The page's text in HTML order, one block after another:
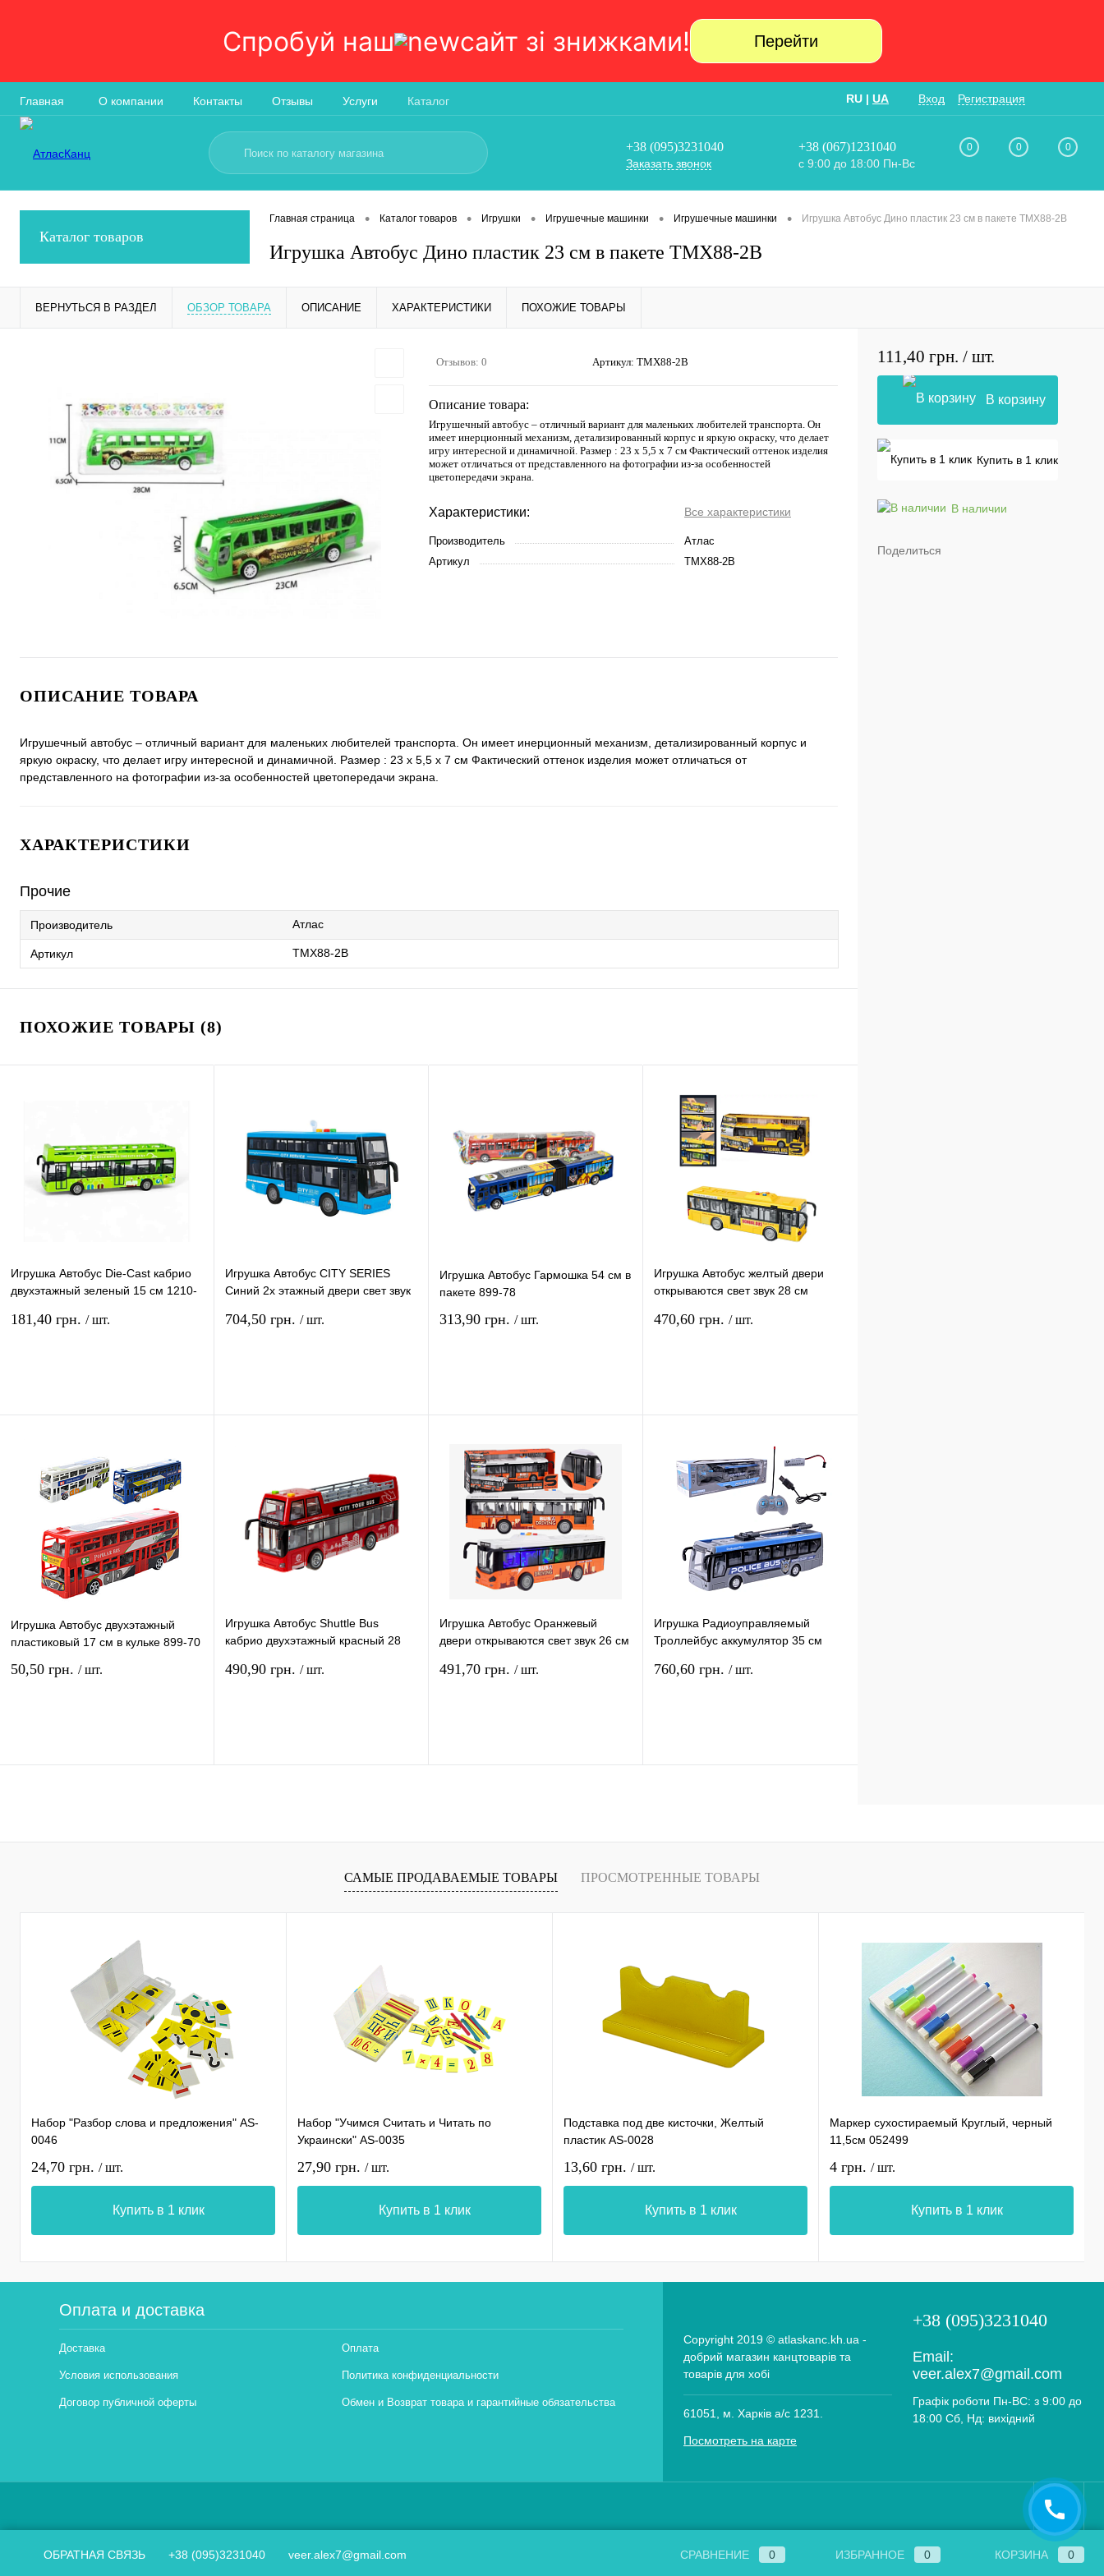
Спробуй наш сайт зi знижками! Перейти
Главная О компании Контакты Отзывы Услуги Каталог RU | UA Вход Регистрация
+38 (095)3231040
Заказать звонок
+38 (067)1231040
с 9:00 до 18:00 Пн-Вс
0 0 0
Каталог товаров
Главная страница • Каталог товаров • Игрушки • Игрушечные машинки • Игрушечные машинки • Игрушка Автобус Дино пластик 23 см в пакете TMX88-2B
Игрушка Автобус Дино пластик 23 см в пакете TMX88-2B
ВЕРНУТЬСЯ В РАЗДЕЛ ОБЗОР ТОВАРА ОПИСАНИЕ ХАРАКТЕРИСТИКИ ПОХОЖИЕ ТОВАРЫ
Отзывов: 0 Артикул: TMX88-2B
Описание товара:
Игрушечный автобус – отличный вариант для маленьких любителей транспорта. Он
имеет инерционный механизм, детализированный корпус и яркую окраску, что делает
игру интересной и динамичной. Размер : 23 х 5,5 х 7 см Фактический оттенок изделия
может отличаться от представленного на фотографии из-за особенностей
цветопередачи экрана.
Характеристики: Все характеристики
Производитель
Атлас
Артикул
TMX88-2B
ОПИСАНИЕ ТОВАРА
Игрушечный автобус – отличный вариант для маленьких любителей транспорта. Он имеет инерционный механизм, детализированный корпус и
яркую окраску, что делает игру интересной и динамичной. Размер : 23 х 5,5 х 7 см Фактический оттенок изделия может отличаться от
представленного на фотографии из-за особенностей цветопередачи экрана.
ХАРАКТЕРИСТИКИ
Прочие
Производитель Атлас
Артикул TMX88-2B
ПОХОЖИЕ ТОВАРЫ (8)
Игрушка Автобус Die-Cast кабрио
двухэтажный зеленый 15 см 1210-
181,40 грн. / шт.
наличии
Игрушка Автобус CITY SERIES
Синий 2х этажный двери свет звук
704,50 грн. / шт.
наличии
Игрушка Автобус Гармошка 54 см в
пакете 899-78
313,90 грн. / шт.
В избранное
наличии
Игрушка Автобус желтый двери
открываются свет звук 28 см
470,60 грн. / шт.
В избранное
наличии
Игрушка Автобус двухэтажный
пластиковый 17 см в кульке 899-70
50,50 грн. / шт.
Игрушка Автобус Shuttle Bus
кабрио двухэтажный красный 28
490,90 грн. / шт.
Игрушка Автобус Оранжевый
двери открываются свет звук 26 см
491,70 грн. / шт.
Игрушка Радиоуправляемый
Троллейбус аккумулятор 35 см
760,60 грн. / шт.
111,40 грн. / шт.
В корзину
Купить в 1 клик
В наличии
Поделиться
САМЫЕ ПРОДАВАЕМЫЕ ТОВАРЫ ПРОСМОТРЕННЫЕ ТОВАРЫ
Набор "Разбор слова и предложения" AS-
0046
24,70 грн. / шт.
Купить в 1 клик
Набор "Учимся Считать и Читать по
Украински" AS-0035
27,90 грн. / шт.
Купить в 1 клик
Подставка под две кисточки, Желтый
пластик AS-0028
13,60 грн. / шт.
Купить в 1 клик
Маркер сухостираемый Круглый, черный
11,5см 052499
4 грн. / шт.
Купить в 1 клик
Оплата и доставка
Доставка Оплата
Условия использования Политика конфиденциальности
Договор публичной оферты Обмен и Возврат товара и гарантийные обязательства
Copyright 2019 © atlaskanc.kh.ua -
добрий магазин канцтоварів та
товарів для хобі
61051, м. Харків а/с 1231.
Посмотреть на карте
+38 (095)3231040
Email:
veer.alex7@gmail.com
Графік роботи Пн-ВС: з 9:00 до
18:00 Сб, Нд: вихідний
ОБРАТНАЯ СВЯЗЬ +38 (095)3231040 veer.alex7@gmail.com СРАВНЕНИЕ 0 ИЗБРАННОЕ 0 КОРЗИНА 0